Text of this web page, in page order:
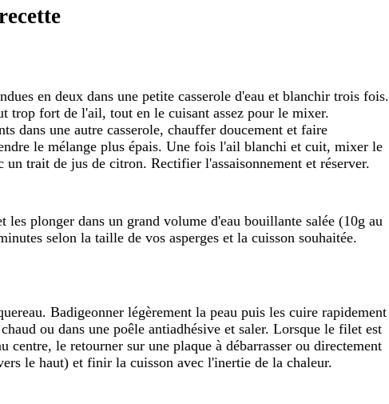
en deux dans une petite casserole d'eau et blanchir trois fois.
trop fort de l'ail, tout en le cuisant assez pour le mixer.
dans une autre casserole, chauffer doucement et faire
le mélange plus épais. Une fois l'ail blanchi et cuit, mixer le
un trait de jus de citron. Rectifier l'assaisonnement et réserver.
les plonger dans un grand volume d'eau bouillante salée (10g au
selon la taille de vos asperges et la cuisson souhaitée.
Badigeonner légèrement la peau puis les cuire rapidement
ou dans une poêle antiadhésive et saler. Lorsque le filet est
centre, le retourner sur une plaque à débarrasser ou directement
le haut) et finir la cuisson avec l'inertie de la chaleur.